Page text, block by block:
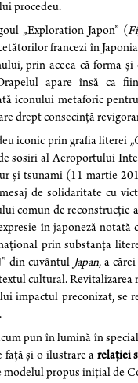
procedeu.
„Exploration Japon” (
francezi în
prin aceea că forma
apare însă ca
iconului metaforic
drept consecință
iconic prin grafia literei
sosiri al Aeroportului
și tsunami (11 martie
de solidaritate cu
comun de reconstrucție
expresie în japoneză
prin substanța
din cuvântul Japan, a
cultural. Revitalizarea
impactul preconizat, se
pun în lumină în special
și o ilustrare a relației
propus inițial de